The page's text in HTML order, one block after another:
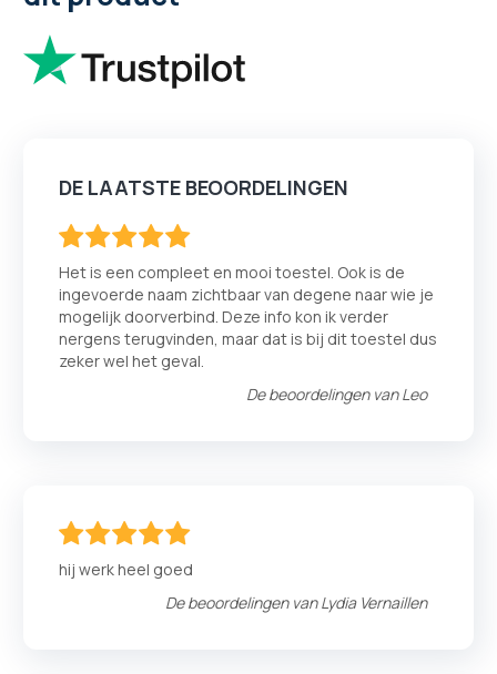
DE LAATSTE BEOORDELINGEN
Het is een compleet en mooi toestel. Ook is de
ingevoerde naam zichtbaar van degene naar wie je
mogelijk doorverbind. Deze info kon ik verder
nergens terugvinden, maar dat is bij dit toestel dus
zeker wel het geval.
De beoordelingen vanLeo
hij werk heel goed
De beoordelingen vanLydia Vernaillen